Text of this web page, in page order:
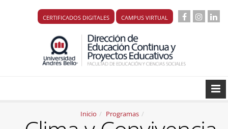
CERTIFICADOS DIGITALES CAMPUS VIRTUAL
Inicio Programas